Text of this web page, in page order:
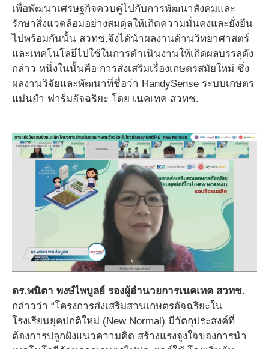
เพื่อพัฒนาเศรษฐกิจควบคู่ไปกับการพัฒนาสังคมและ
รักษาสิ่งแวดล้อมอย่างสมดุลให้เกิดความมั่นคงและยั่งยืน
ไปพร้อมกันนั้น สวทช.จึงได้นำผลงานด้านวิทยาศาสตร์
และเทคโนโลยีไปใช้ในการดำเนินงานให้เกิดผลบรรลุดัง
กล่าว หนึ่งในนั้นคือ การส่งเสริมเรื่องเกษตรสมัยใหม่ ซึ่ง
ผลงานวิจัยและพัฒนาที่ชื่อว่า HandySense ระบบเกษตร
แม่นยำ ฟาร์มอัจฉริยะ โดย เนคเทค สวทช.
ดร.พนิตา พงษ์ไพบูลย์ รองผู้อำนวยการเนคเทค สวทช.
กล่าวว่า “โครงการส่งเสริมสวนเกษตรอัจฉริยะใน
โรงเรียนยุคปกติใหม่ (New Normal) มีวัตถุประสงค์ที่
ต้องการปลูกฝังแนวความคิด สร้างแรงจูงใจของการนำ